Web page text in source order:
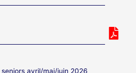
avril/mai/juin 2026